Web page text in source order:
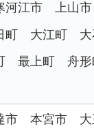
河江市
上山市
町 大江町
最上町
舟
市 本宮市